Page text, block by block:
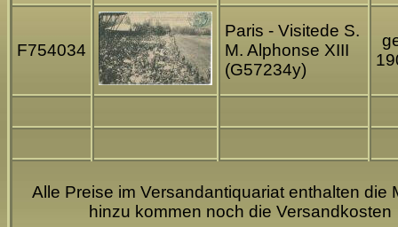
F754034
Paris - Visitede S.
M. Alphonse XIII
(G57234y)
Alle Preise im Versandantiquariat enthalten die
hinzu kommen noch die Versandkosten